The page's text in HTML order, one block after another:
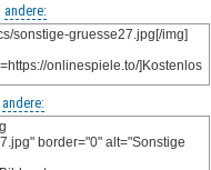
andere:
andere: